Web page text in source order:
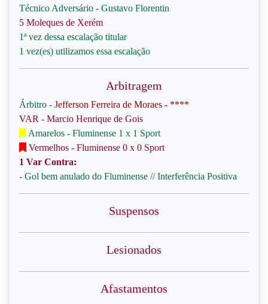
Técnico Adversário - Gustavo Florentin
5 Moleques de Xerém
1ª vez dessa escalação titular
1 vez(es) utilizamos essa escalação
Arbitragem
Árbitro - Jefferson Ferreira de Moraes - ****
VAR - Marcio Henrique de Gois
Amarelos - Fluminense 1 x 1 Sport
Vermelhos - Fluminense 0 x 0 Sport
1 Var Contra:
- Gol bem anulado do Fluminense // Interferência Positiva
Suspensos
Lesionados
Afastamentos